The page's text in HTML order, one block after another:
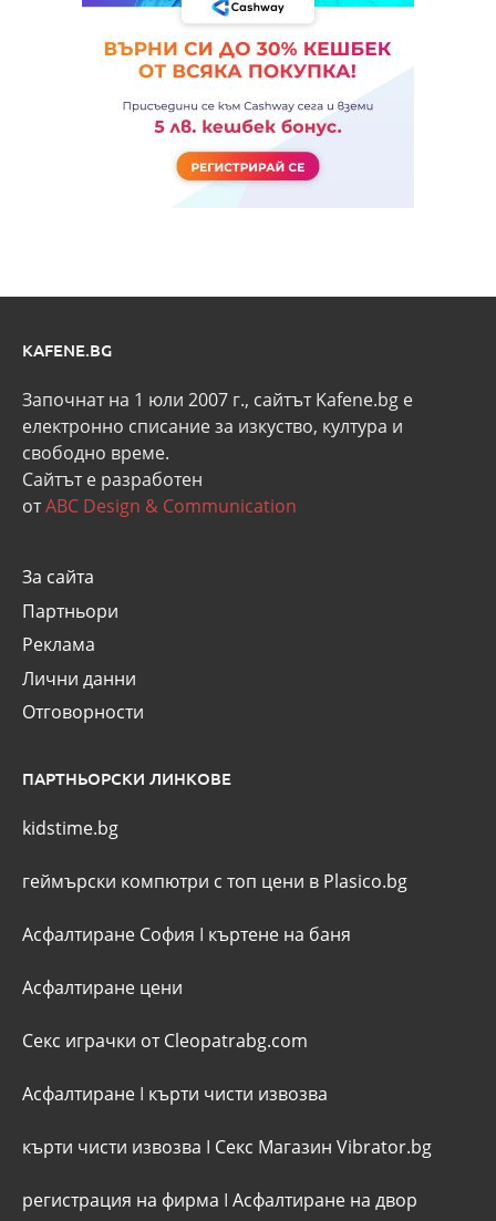
KAFENE.BG
Започнат на 1 юли 2007 г., сайтът Kafene.bg e
eлектронно списание за изкуство, култура и
свободно време.
Сайтът е разработен
отABC Design & Communication
За сайта
Партньори
Реклама
Лични данни
Отговорности
ПАРТНЬОРСКИ ЛИНКОВЕ
kidstime.bg
геймърски компютри с топ цени в Plasico.bg
Асфалтиране София I къртене на баня
Асфалтиране цени
Секс играчки от Cleopatrabg.com
Асфалтиране I кърти чисти извозва
кърти чисти извозва I Секс Магазин Vibrator.bg
регистрация на фирма I Асфалтиране на двор